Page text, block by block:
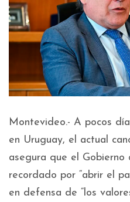
Montevideo.- A pocos
en Uruguay, el actual
asegura que el Gobierno
recordado por “abrir el
en defensa de “los